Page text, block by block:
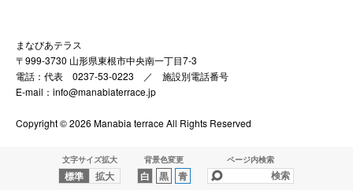
文字サイズ拡大
標準 拡大
背景色変更
白 黒 青
ページ内検索
まなびあテラス
〒999-3730 山形県東根市中央南一丁目7-3
電話：代表 0237-53-0223 ／ 施設別電話番号
E-mail：info@manabiaterrace.jp
Copyright © 2026 Manabia terrace All Rights Reserved